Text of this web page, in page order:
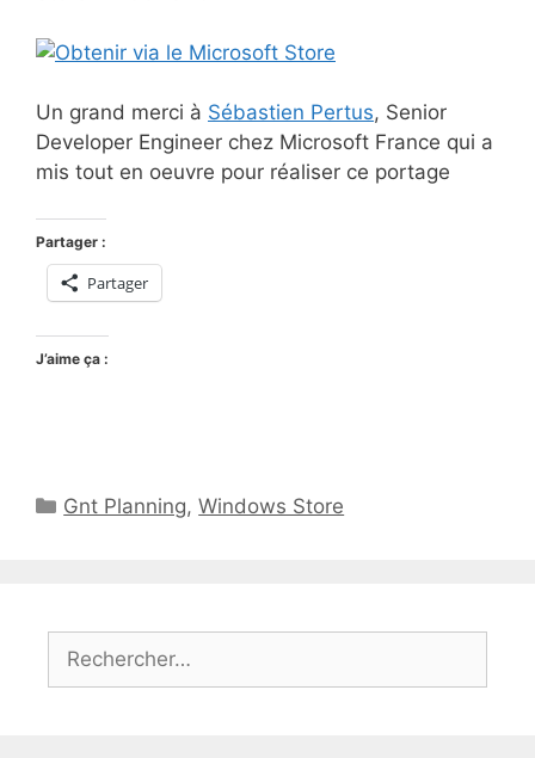
Un grand merci à Sébastien Pertus, Senior
Developer Engineer chez Microsoft France qui a
mis tout en oeuvre pour réaliser ce portage
Partager :
Partager
J’aime ça :
Catégories
Gnt Planning,Windows Store